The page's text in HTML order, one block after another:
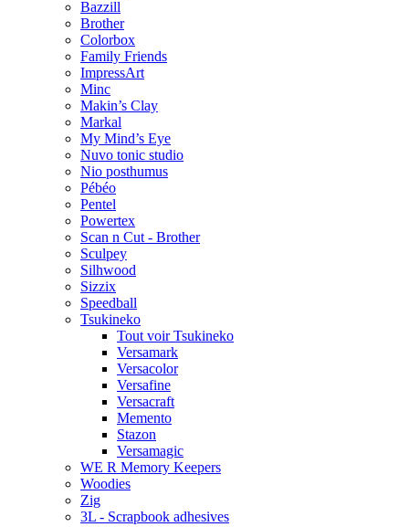
Bazzill
Brother
Colorbox
Family Friends
ImpressArt
Minc
Makin’s Clay
Markal
My Mind’s Eye
Nuvo tonic studio
Nio posthumus
Pébéo
Pentel
Powertex
Scan n Cut - Brother
Sculpey
Silhwood
Sizzix
Speedball
Tsukineko
Tout voir Tsukineko
Versamark
Versacolor
Versafine
Versacraft
Memento
Stazon
Versamagic
WE R Memory Keepers
Woodies
Zig
3L - Scrapbook adhesives